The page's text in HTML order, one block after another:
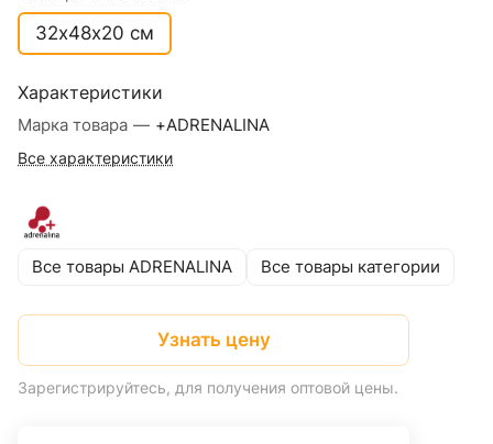
32х48х20 см
Характеристики
Марка товара — +ADRENALINA
Все характеристики
Все товары ADRENALINA Все товары категории
Узнать цену
Зарегистрируйтесь, для получения оптовой цены.